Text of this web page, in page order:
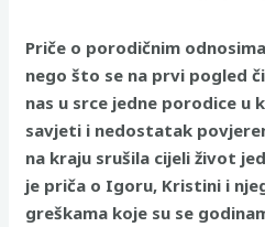
Priče o porodičnim
nego što se na prvi pogled
nas u srce jedne porodice u
savjeti i nedostatak
na kraju srušila cijeli život
je priča o Igoru, Kristini i
greškama koje su se